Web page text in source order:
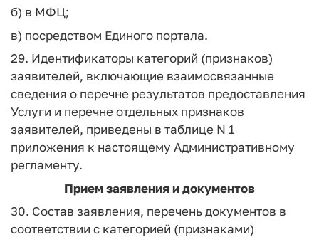
б) в МФЦ;
в) посредством Единого портала.
29. Идентификаторы категорий (признаков)
заявителей, включающие взаимосвязанные
сведения о перечне результатов предоставления
Услуги и перечне отдельных признаков
заявителей, приведены в таблице N 1
приложения к настоящему Административному
регламенту.
Прием заявления и документов
30. Состав заявления, перечень документов в
соответствии с категорией (признаками)